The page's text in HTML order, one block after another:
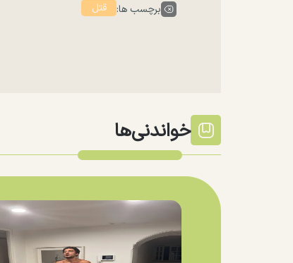
برچسب ها: قتل
خواندنی‌ها